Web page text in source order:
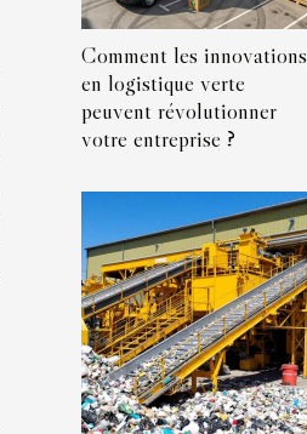
Comment les innovations
en logistique verte
peuvent révolutionner
votre entreprise ?